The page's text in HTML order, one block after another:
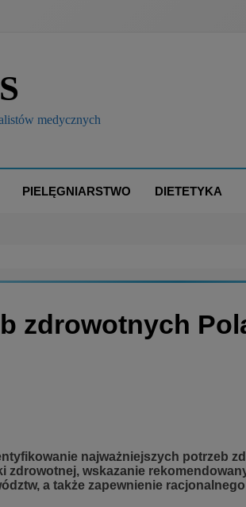
medycznych
PIELĘGNIARSTWO DIETETYKA
zdrowotnych
najważniejszych potrzeb
zdrowotnej, wskazanie
a także zapewnienie